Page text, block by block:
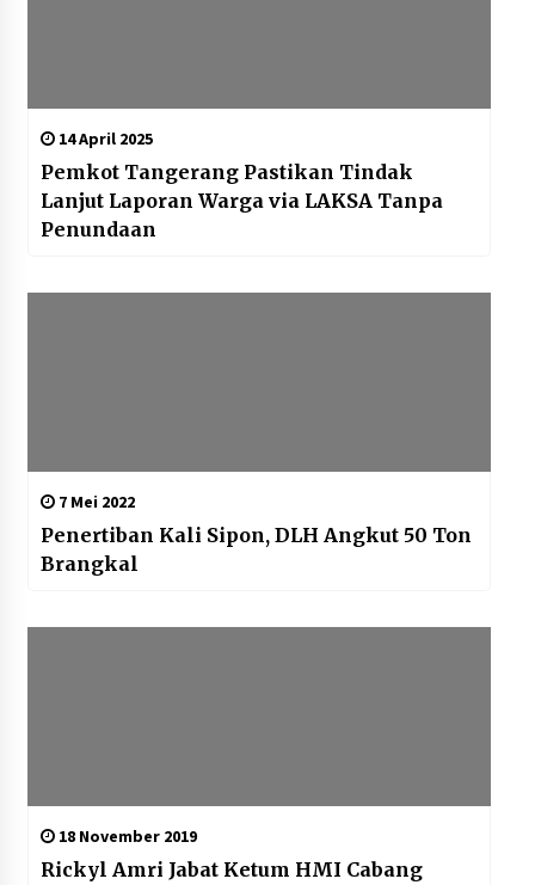
14 April 2025
Pemkot Tangerang Pastikan Tindak
Lanjut Laporan Warga via LAKSA Tanpa
Penundaan
7 Mei 2022
Penertiban Kali Sipon, DLH Angkut 50 Ton
Brangkal
18 November 2019
Rickyl Amri Jabat Ketum HMI Cabang